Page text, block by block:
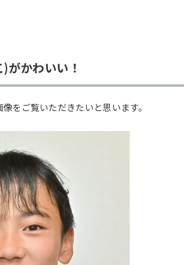
がかわいい！
をご覧いただきたいと思います。